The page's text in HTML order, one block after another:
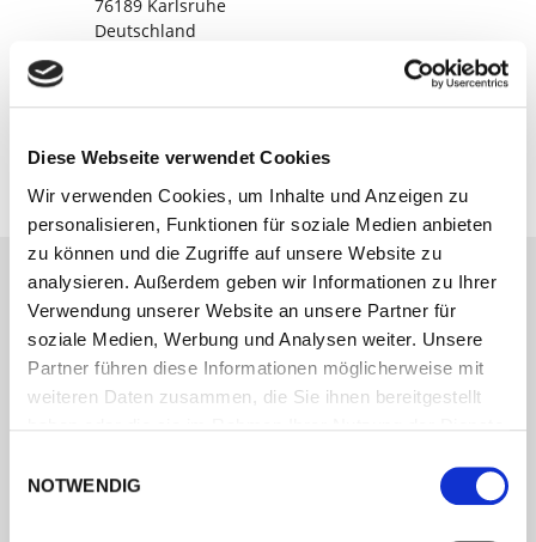
Diese Webseite verwendet Cookies
Wir verwenden Cookies, um Inhalte und Anzeigen zu
personalisieren, Funktionen für soziale Medien anbieten
zu können und die Zugriffe auf unsere Website zu
analysieren. Außerdem geben wir Informationen zu Ihrer
Verwendung unserer Website an unsere Partner für
soziale Medien, Werbung und Analysen weiter. Unsere
Partner führen diese Informationen möglicherweise mit
weiteren Daten zusammen, die Sie ihnen bereitgestellt
NOTWENDIG
76189 Karlsruhe
Deutschland
Kontaktieren Sie uns über unser Online-
Formular und wir melden uns umgehend
bei Ihnen.
Internal error: Contact form currently not